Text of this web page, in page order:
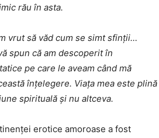
rău în asta.
vrut să văd cum se simt sfinții…
spun că am descoperit în
pe care le aveam când mă
înțelegere. Viața mea este plină
spirituală și nu altceva.
erotice amoroase a fost